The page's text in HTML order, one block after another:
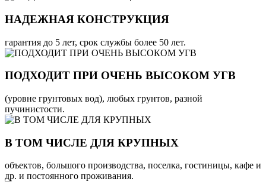
НАДЕЖНАЯ КОНСТРУКЦИЯ
гарантия до 5 лет, срок службы более 50 лет.
ПОДХОДИТ ПРИ ОЧЕНЬ ВЫСОКОМ УГВ
(уровне грунтовых вод), любых грунтов, разной
пучинистости.
В ТОМ ЧИСЛЕ ДЛЯ КРУПНЫХ
объектов, большого производства, поселка, гостиницы, кафе и
др. и постоянного проживания.